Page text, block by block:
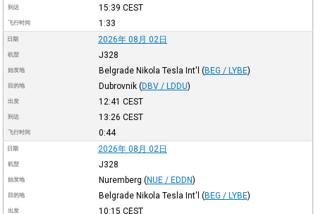
到达 15:39 CEST
飞行时间 1:33
日期 2026年 08月 02日
机型 J328
始发地 Belgrade Nikola Tesla Int'l (BEG / LYBE)
目的地 Dubrovnik (DBV / LDDU)
出发 12:41 CEST
到达 13:26 CEST
飞行时间 0:44
日期 2026年 08月 02日
机型 J328
始发地 Nuremberg (NUE / EDDN)
目的地 Belgrade Nikola Tesla Int'l (BEG / LYBE)
出发 10:15 CEST